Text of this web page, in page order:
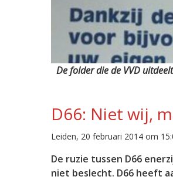
De folder die de VVD
D66: Niet wij,
Leiden, 20 februari 2014 om
De ruzie tussen D66
niet beslecht. D66 heeft